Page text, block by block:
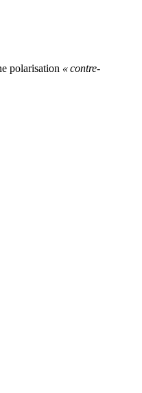
polarisation « contre-